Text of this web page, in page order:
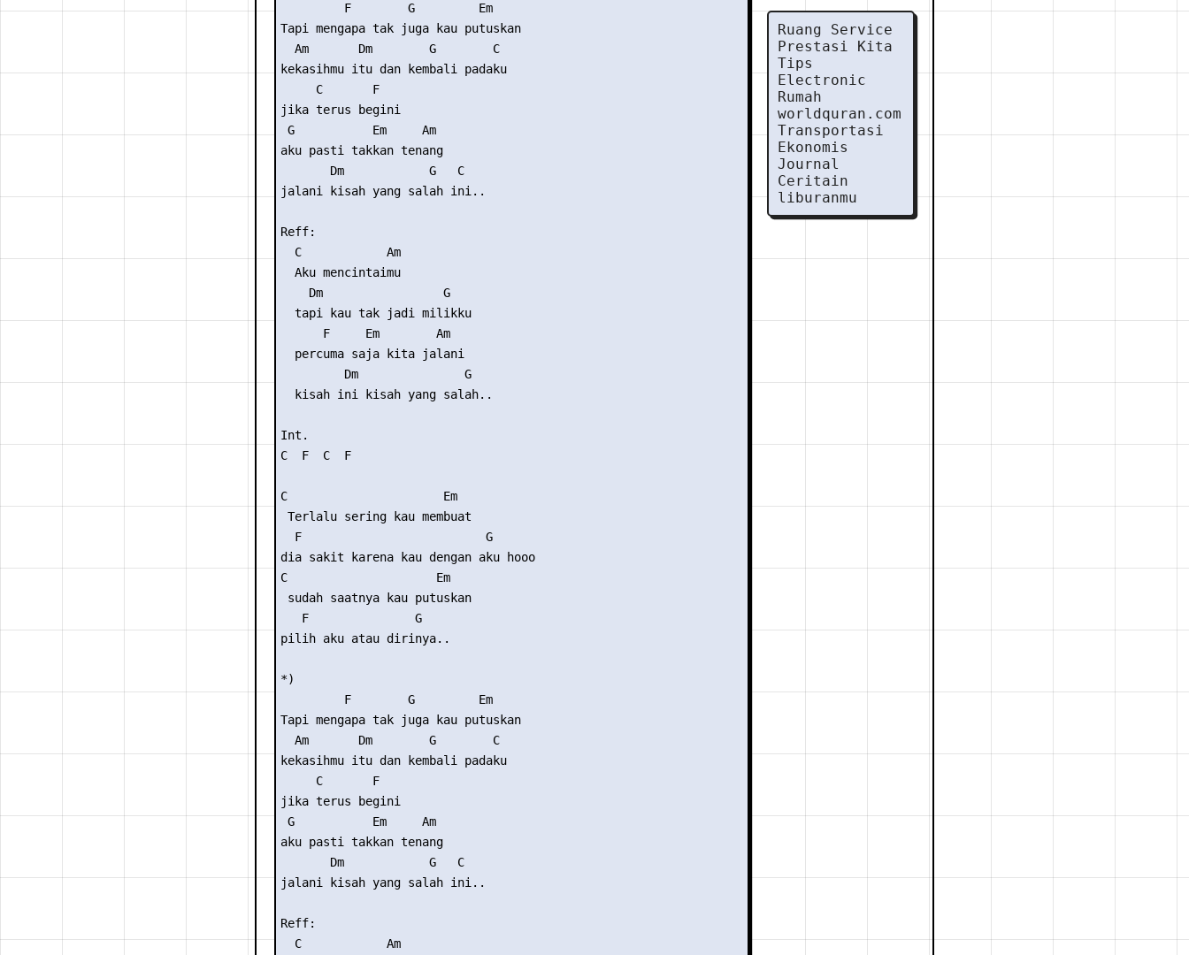
         F        G         Em
Tapi mengapa tak juga kau putuskan
  Am       Dm        G        C
kekasihmu itu dan kembali padaku
     C       F
jika terus begini
G           Em     Am
aku pasti takkan tenang
       Dm            G   C
jalani kisah yang salah ini..
Reff:
  C            Am
  Aku mencintaimu
    Dm                 G
  tapi kau tak jadi milikku
      F     Em        Am
  percuma saja kita jalani
         Dm               G
  kisah ini kisah yang salah..
Int.
C  F  C  F
C                      Em
Terlalu sering kau membuat
  F                          G
dia sakit karena kau dengan aku hooo
C                     Em
sudah saatnya kau putuskan
   F               G
pilih aku atau dirinya..
*)
         F        G         Em
Tapi mengapa tak juga kau putuskan
  Am       Dm        G        C
kekasihmu itu dan kembali padaku
     C       F
jika terus begini
G           Em     Am
aku pasti takkan tenang
       Dm            G   C
jalani kisah yang salah ini..
Reff:
  C            Am
Ruang Service
Prestasi Kita
Tips
Electronic
Rumah
worldquran.com
Transportasi
Ekonomis
Journal
Ceritain
liburanmu